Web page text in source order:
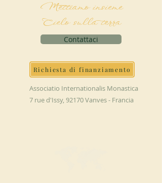
Mettiamo insieme
Cielo sulla terra
Contattaci
Richiesta di finanziamento
Associatio Internationalis Monastica
7 rue d'Issy, 92170 Vanves - Francia